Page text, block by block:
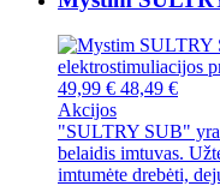
49,99 € 48,49 €
Akcijos
"SULTRY SUB"
belaidis imtuvas.
imtumėte drebėti,